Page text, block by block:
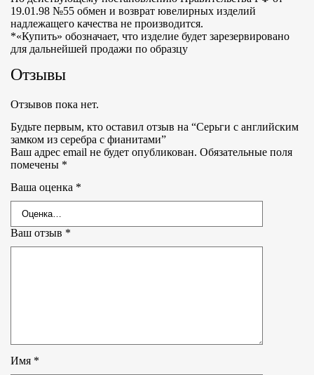
19.01.98 №55 обмен и возврат ювелирных изделий
надлежащего качества не производится.
*«Купить» обозначает, что изделие будет зарезервировано
для дальнейшей продажи по образцу
Отзывы
Отзывов пока нет.
Будьте первым, кто оставил отзыв на “Серьги с английским
замком из серебра с фианитами”
Ваш адрес email не будет опубликован. Обязательные поля
помечены *
Ваша оценка *
Ваш отзыв *
Имя *